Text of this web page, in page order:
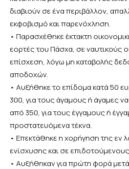
διαβιούν σε ένα περιβάλλον,
εκφοβισμό και παρενόχληση.
• Παρασχέθηκε έκτακτη
εορτές του Πάσχα, σε ναυτικούς
επίσχεση, λόγω μη καταβολής
αποδοχών.
• Αυξήθηκε το επίδομα κατά 50
300, για τους άγαμους ή άγαμες
από 350, για τους έγγαμους ή
προστατευόμενα τέκνα.
• Επεκτάθηκε η χορήγηση της εν
ενίσχυσης και σε
• Αυξήθηκαν για πρώτη φορά